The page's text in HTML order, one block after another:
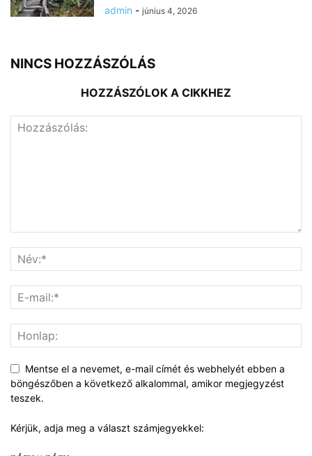
admin - június 4, 2026
NINCS HOZZÁSZÓLÁS
HOZZÁSZÓLOK A CIKKHEZ
Mentse el a nevemet, e-mail címét és webhelyét ebben a
böngészőben a következő alkalommal, amikor megjegyzést
teszek.
Kérjük, adja meg a választ számjegyekkel: